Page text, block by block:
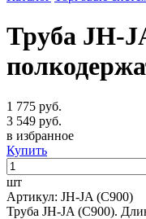
Труба JH-
1 775 руб.
3 549 руб.
в избранное
Купить
шт
Артикул: JH-JA (C900)
Труба JH-JA (C900).